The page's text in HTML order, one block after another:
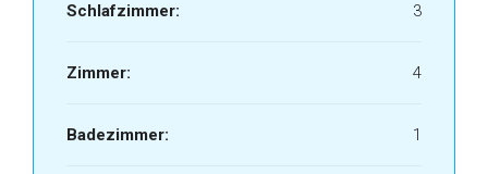
Schlafzimmer: 3
Zimmer: 4
Badezimmer: 1